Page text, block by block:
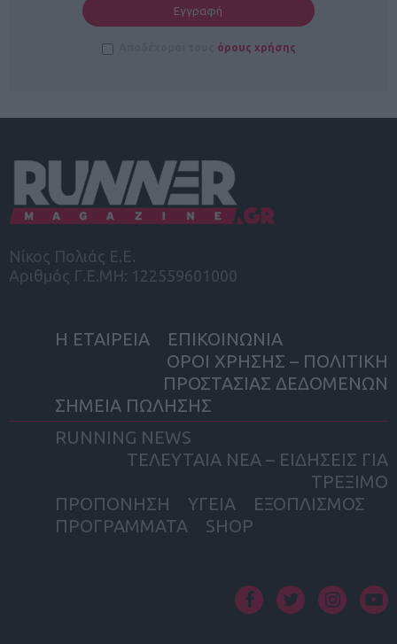
όρους χρήσης
Νίκος Πολιάς Ε.Ε.
Αριθμός Γ.Ε.ΜΗ: 122559601000
Η ΕΤΑΙΡΕΙΑ
ΕΠΙΚΟΙΝΩΝΙΑ
ΟΡΟΙ ΧΡΗΣΗΣ – ΠΟΛΙΤΙΚΗ
ΠΡΟΣΤΑΣΙΑΣ ΔΕΔΟΜΕΝΩΝ
ΣΗΜΕΙΑ ΠΩΛΗΣΗΣ
RUNNING NEWS
ΤΕΛΕΥΤΑΙΑ ΝΕΑ – ΕΙΔΗΣΕΙΣ ΓΙΑ
ΤΡΕΞΙΜΟ
ΠΡΟΠΟΝΗΣΗ
ΥΓΕΙΑ
ΕΞΟΠΛΙΣΜΟΣ
ΠΡΟΓΡΑΜΜΑΤΑ
SHOP